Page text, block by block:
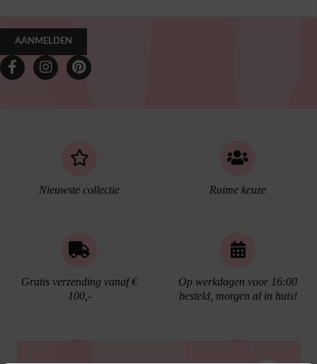
AANMELDEN
Nieuwste collectie Ruime keuze
Gratis verzending vanaf €
100,-
Op werkdagen voor 16:00
besteld, morgen al in huis!